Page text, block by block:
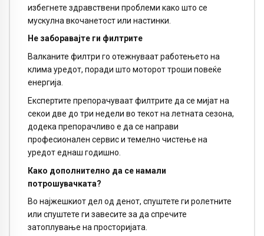
избегнете здравствени проблеми како што се
мускулна вкочанетост или настинки.
Не заборавајте ги филтрите
Валканите филтри го отежнуваат работењето на
клима уредот, поради што моторот троши повеќе
енергија.
Експертите препорачуваат филтрите да се мијат на
секои две до три недели во текот на летната сезона,
додека препорачливо е да се направи
професионален сервис и темелно чистење на
уредот еднаш годишно.
Како дополнително да се намали
потрошувачката?
Во најжешкиот дел од денот, спуштете ги ролетните
или спуштете ги завесите за да спречите
затоплување на просторијата.